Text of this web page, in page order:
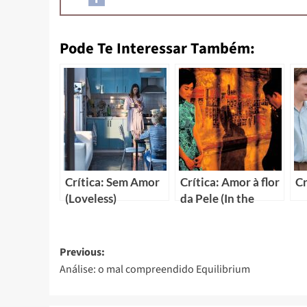
Pode Te Interessar Também:
Crítica: Sem Amor
(Loveless)
Crítica: Amor à flor
da Pele (In the
Previous:
Análise: o mal compreendido Equilibrium